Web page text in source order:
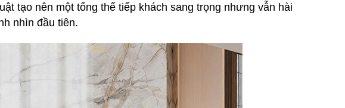
tạo nên một tổng thể tiếp khách sang trọng nhưng vẫn hài
nhìn đầu tiên.